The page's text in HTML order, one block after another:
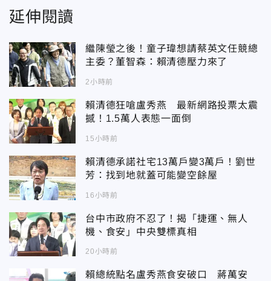
延伸閱讀
繼陳瑩之後！童子瑋想請蔡英文任競總
主委？董智森：賴清德壓力來了
2小時前
賴清德狂嗆盧秀燕 最新網路投票太震
撼！1.5萬人表態一面倒
15小時前
賴清德承諾社宅13萬戶變3萬戶！劉世
芳：找到地就蓋可能變空餘屋
16小時前
台中市政府不忍了！揭「捷運、無人
機、食安」中央雙標真相
20小時前
賴總統點名盧秀燕食安破口 蔣萬安